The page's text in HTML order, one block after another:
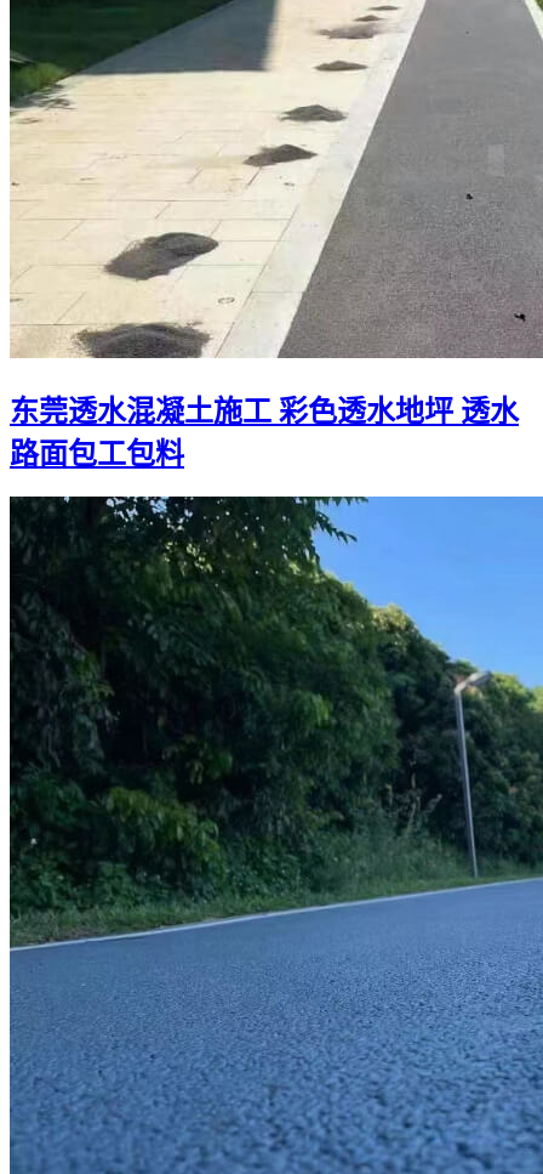
东莞透水混凝土施工 彩色透水地坪 透水
路面包工包料